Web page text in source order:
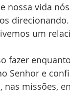
nossa vida
um
fazer
Senhor e
nas missões,